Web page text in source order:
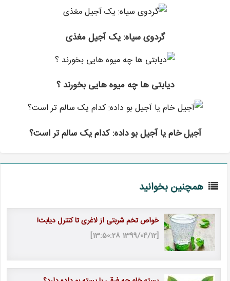
گردوی سیاه: یک آجیل مغذی
دیابتی ها چه میوه هایی بخورند ؟
آجیل خام یا آجیل بو داده: کدام یک سالم تر است؟
همچنین بخوانید
خواص تخم شربتی از لاغری تا کنترل دیابت!
[1399/04/12 13:50:28]